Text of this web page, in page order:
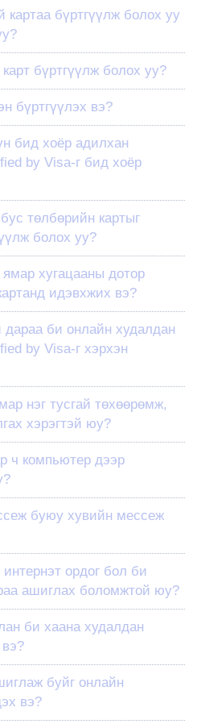
бүртгүүлж болох уу?
бүртгүүлэх вэ?
by Visa-г бид хоёр
болох уу?
идэвхжих вэ?
by Visa-г хэрхэн
хэрэгтэй юу?
ашиглах боломжтой юу?
вэ?